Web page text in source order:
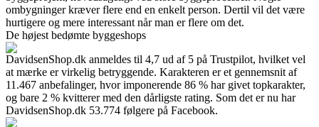
ombygninger kræver flere end en enkelt person. Dertil vil det være
hurtigere og mere interessant når man er flere om det.
De højest bedømte byggeshops
DavidsenShop.dk anmeldes til 4,7 ud af 5 på Trustpilot, hvilket vel
at mærke er virkelig betryggende. Karakteren er et gennemsnit af
11.467 anbefalinger, hvor imponerende 86 % har givet topkarakter,
og bare 2 % kvitterer med den dårligste rating. Som det er nu har
DavidsenShop.dk 53.774 følgere på Facebook.